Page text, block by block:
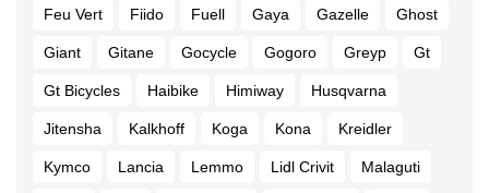
Feu Vert Fiido Fuell Gaya Gazelle Ghost
Giant Gitane Gocycle Gogoro Greyp Gt
Gt Bicycles Haibike Himiway Husqvarna
Jitensha Kalkhoff Koga Kona Kreidler
Kymco Lancia Lemmo Lidl Crivit Malaguti